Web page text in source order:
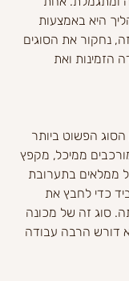
היא באמצעות
נחקור את הסוגים
הזמינות ואת
הסוג הפשוט ביותר
ממיכל, מקפץ
ממלאים בתערובת
כדי לחבץ את
סוג זה של מכונה
דורש הרבה עבודה